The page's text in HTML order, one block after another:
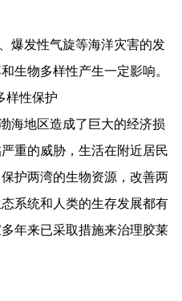
爆发性气旋等海洋灾害的发
生物多样性产生一定影响。
样性保护
海地区造成了巨大的经济损
重的威胁，生活在附近居民
护两湾的生物资源，改善两
系统和人类的生存发展都有
年来已采取措施来治理胶莱